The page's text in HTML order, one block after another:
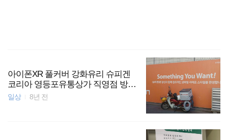
아이폰XR 풀커버 강화유리 슈피겐
코리아 영등포유통상가 직영점 방문
부착 [당산동회계사 당산동세무사]
일상 8년 전
영등포회계사
국외소득